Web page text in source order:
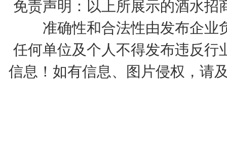
免责声明：以上所展示的酒水
准确性和合法性由发布企业
任何单位及个人不得发布违反行
信息！如有信息、图片侵权，请